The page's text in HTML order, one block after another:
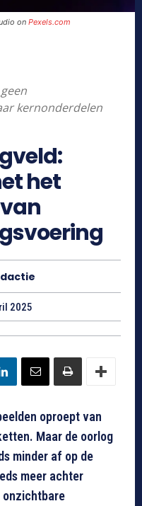
on Pexels.com
kernonderdelen
het
2025
oproept van
Maar de oorlog
minder af op de
meer achter
onzichtbare